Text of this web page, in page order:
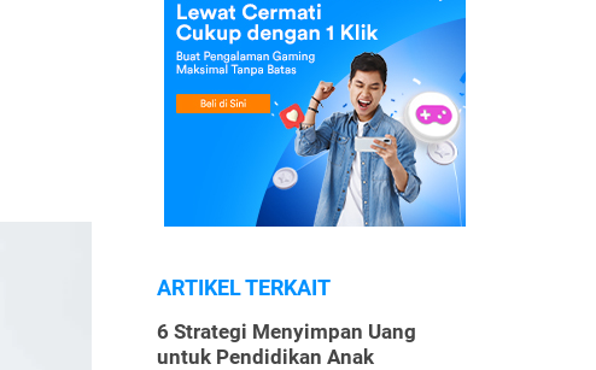
ARTIKEL TERKAIT
6 Strategi Menyimpan Uang
untuk Pendidikan Anak